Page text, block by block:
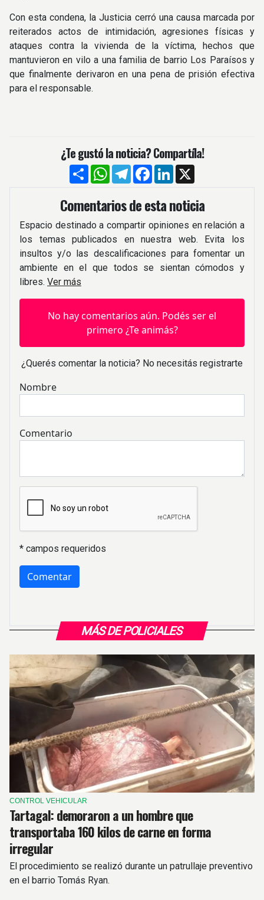
MÁS DE POLICIALES
CONTROL VEHICULAR
Tartagal: demoraron a un hombre que
transportaba 160 kilos de carne en forma
irregular
El procedimiento se realizó durante un patrullaje preventivo
en el barrio Tomás Ryan.
Con esta condena, la Justicia cerró una causa marcada por
reiterados actos de intimidación, agresiones físicas y
ataques contra la vivienda de la víctima, hechos que
mantuvieron en vilo a una familia de barrio Los Paraísos y
que finalmente derivaron en una pena de prisión efectiva
para el responsable.
¿Te gustó la noticia? Compartíla!
CompartirWhatsApp
TelegramFacebook
LinkedIn
Comentarios de esta noticia
Espacio destinado a compartir opiniones en relación a
los temas publicados en nuestra web. Evita los
insultos y/o las descalificaciones para fomentar un
ambiente en el que todos se sientan cómodos y
libres. Ver más
No hay comentarios aún. Podés ser el
primero ¿Te animás?
¿Querés comentar la noticia? No necesitás registrarte
Nombre
Comentario
* campos requeridos